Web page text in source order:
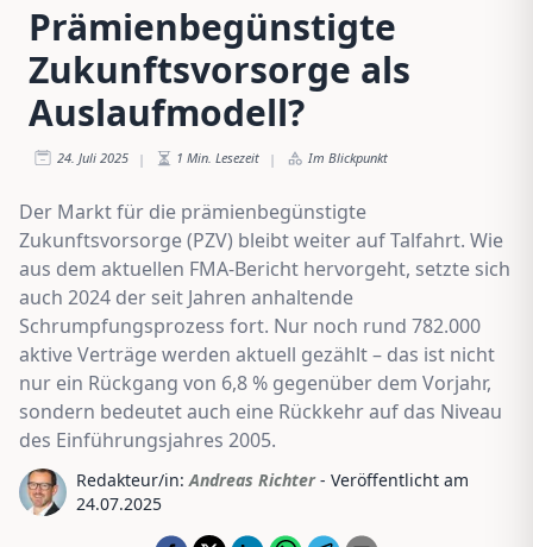
Prämienbegünstigte
Zukunftsvorsorge als
Auslaufmodell?
24. Juli 2025 | 1 Min. Lesezeit | Im Blickpunkt
Der Markt für die prämienbegünstigte
Zukunftsvorsorge (PZV) bleibt weiter auf Talfahrt. Wie
aus dem aktuellen FMA-Bericht hervorgeht, setzte sich
auch 2024 der seit Jahren anhaltende
Schrumpfungsprozess fort. Nur noch rund 782.000
aktive Verträge werden aktuell gezählt – das ist nicht
nur ein Rückgang von 6,8 % gegenüber dem Vorjahr,
sondern bedeutet auch eine Rückkehr auf das Niveau
des Einführungsjahres 2005.
Redakteur/in: Andreas Richter - Veröffentlicht am
24.07.2025